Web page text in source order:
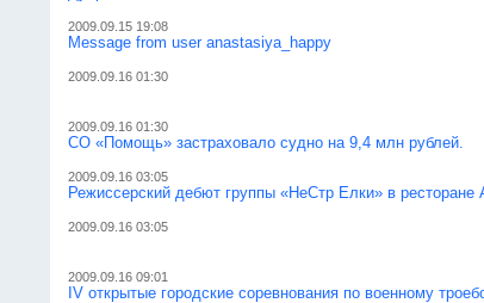
2009.09.15 19:08
Message from user anastasiya_happy
2009.09.16 01:30
2009.09.16 01:30
СО «Помощь» застраховало судно на 9,4 млн рублей.
2009.09.16 03:05
Режиссерский дебют группы «НеСтр Елки» в ресторане
2009.09.16 03:05
2009.09.16 09:01
IV открытые городские соревнования по военному